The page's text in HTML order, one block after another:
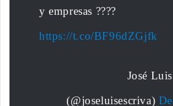
y empresas ????
https://t.co/BF96dZGjfk
— José
(@joseluisescriva)